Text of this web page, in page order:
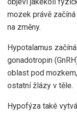
mozek právě
na změny.
Hypotalamus
gonadotropin
oblast pod
ostatní žlázy v těle.
Hypofýza také